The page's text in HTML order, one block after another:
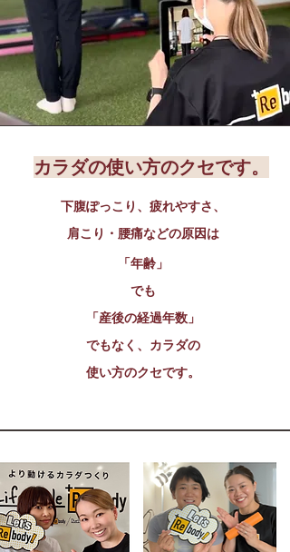
カラダの使い方のクセです。
下腹ぽっこり、疲れやすさ、
肩こり・腰痛などの原因は
「年齢」
でも
「産後の経過年数」
でもなく、 カラダの
使い方のクセです。